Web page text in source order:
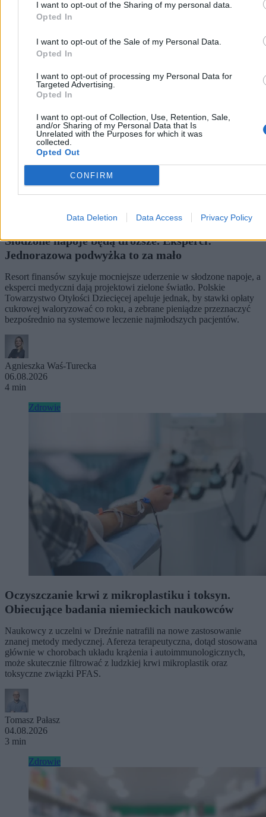
I want to opt-out of the Sharing of my personal data.
Opted In
I want to opt-out of the Sale of my Personal Data.
Opted In
I want to opt-out of processing my Personal Data for
Targeted Advertising.
Opted In
I want to opt-out of Collection, Use, Retention, Sale,
and/or Sharing of my Personal Data that Is
Unrelated with the Purposes for which it was
collected.
Opted Out
CONFIRM
Data Deletion Data Access Privacy Policy
Zdrowie
Słodzone napoje będą droższe. Eksperci:
Jednorazowa podwyżka to za mało
Resort finansów szykuje mocniejsze uderzenie w słodzone napoje, a
eksperci medyczni dają projektowi zielone światło. Polskie
Towarzystwo Otyłości Dziecięcej apeluje jednak, by stawki opłaty
cukrowej waloryzować co roku, a zebrane pieniądze przeznaczyć
bezpośrednio na systemowe leczenie najmłodszych pacjentów.
Agnieszka Waś-Turecka
06.08.2026
4 min
Zdrowie
Oczyszczanie krwi z mikroplastiku i toksyn.
Obiecujące badania niemieckich naukowców
Naukowcy z uczelni w Dreźnie natrafili na nowe zastosowanie
znanej metody medycznej. Afereza terapeutyczna, dotąd stosowana
głównie w chorobach układu krążenia i autoimmunologicznych,
może skutecznie filtrować z ludzkiej krwi mikroplastik oraz
toksyczne związki PFAS.
Tomasz Pałasz
04.08.2026
3 min
Zdrowie